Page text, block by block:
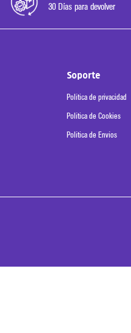
30 Días para devolver
Soporte
Política de privacidad
Política de Cookies
Política de Envíos